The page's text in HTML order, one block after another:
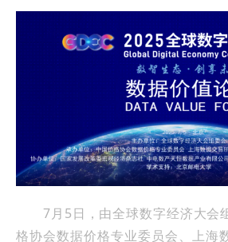
7月5日，由全球数字经济大会
格协会数据价格专业委员会、上海